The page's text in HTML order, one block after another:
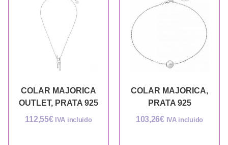
COLAR MAJORICA
OUTLET, PRATA 925
112,55€ IVA incluido
COLAR MAJORICA,
PRATA 925
103,26€ IVA incluido